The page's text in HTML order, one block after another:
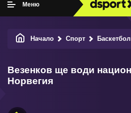
Меню
Начало Спорт Баскетбол
Везенков ще води
Норвегия